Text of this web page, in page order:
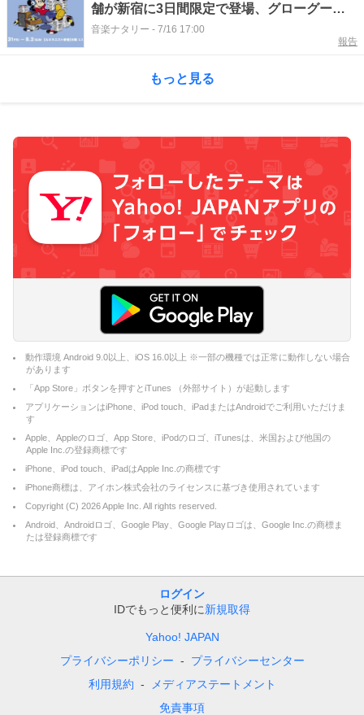
舗が新宿に3日間限定で登場、グローグーの
ピクチャーディスクも再販
音楽ナタリー - 7/16 17:00
報告
もっと見る
動作環境 Android 9.0以上、iOS 16.0以上 ※一部の機種では正常に動作しない場合
があります
「App Store」ボタンを押すとiTunes （外部サイト）が起動します
アプリケーションはiPhone、iPod touch、iPadまたはAndroidでご利用いただけま
す
Apple、Appleのロゴ、App Store、iPodのロゴ、iTunesは、米国および他国の
Apple Inc.の登録商標です
iPhone、iPod touch、iPadはApple Inc.の商標です
iPhone商標は、アイホン株式会社のライセンスに基づき使用されています
Copyright (C) 2026Apple Inc. All rights reserved.
Android、Androidロゴ、Google Play、Google Playロゴは、Google Inc.の商標ま
たは登録商標です
ログイン
IDでもっと便利に新規取得
Yahoo! JAPAN
プライバシーポリシー
プライバシーセンター
利用規約
メディアステートメント
免責事項